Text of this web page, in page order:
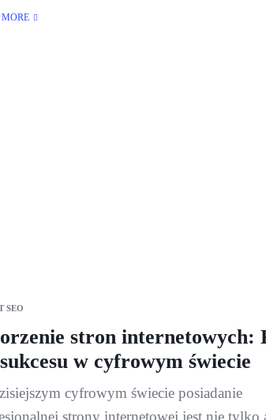
SEO
stron internetowych:
w cyfrowym świecie
cyfrowym świecie posiadanie
strony internetowej jest nie tylko